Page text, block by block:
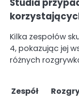
Studia
Kilka zespołów
4, pokazując jej
różnych
Zespół